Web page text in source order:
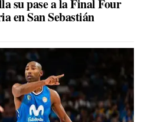
su pase a la Final Four
en San Sebastián